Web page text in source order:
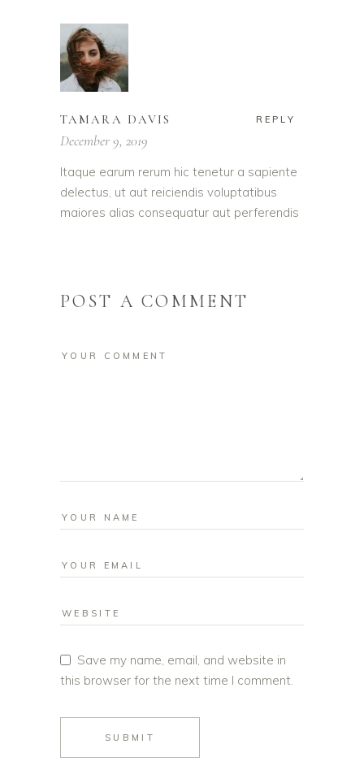
TAMARA DAVIS REPLY
December 9, 2019
Itaque earum rerum hic tenetur a sapiente
delectus, ut aut reiciendis voluptatibus
maiores alias consequatur aut perferendis
POST A COMMENT
Save my name, email, and website in
this browser for the next time I comment.
SUBMIT